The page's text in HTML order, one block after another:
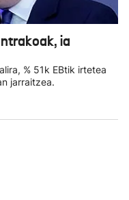
ia
% 51k EBtik irtetea
jarraitzea.